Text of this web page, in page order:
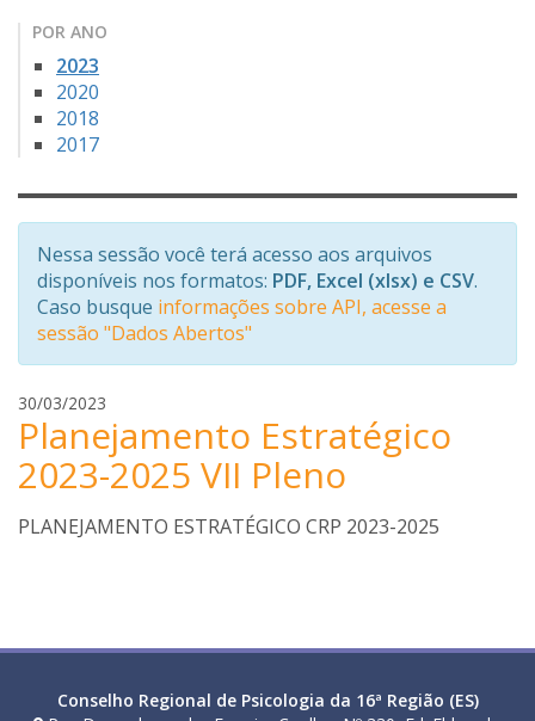
POR ANO
2023
2020
2018
2017
Nessa sessão você terá acesso aos arquivos
disponíveis nos formatos: PDF, Excel (xlsx) e CSV.
Caso busque informações sobre API, acesse a
sessão "Dados Abertos"
30/03/2023
u
l
i
n
t
Planejamento Estratégico
2023-2025 VII Pleno
PLANEJAMENTO ESTRATÉGICO CRP 2023-2025
Conselho Regional de Psicologia da 16ª Região (ES)